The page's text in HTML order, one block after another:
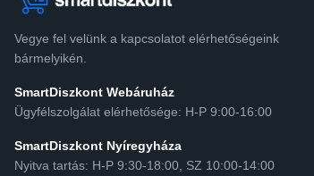
Vegye fel velünk a kapcsolatot elérhetőségeink
bármelyikén.
SmartDiszkont Webáruház
Ügyfélszolgálat elérhetősége: H-P 9:00-16:00
SmartDiszkont Nyíregyháza
Nyitva tartás: H-P 9:30-18:00, SZ 10:00-14:00